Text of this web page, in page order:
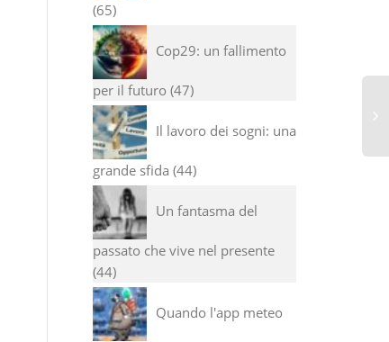
65
Cop29: un fallimento
per il futuro 47
Il lavoro dei sogni: una
grande sfida 44
Un fantasma del
passato che vive nel presente
44
Quando l'app meteo